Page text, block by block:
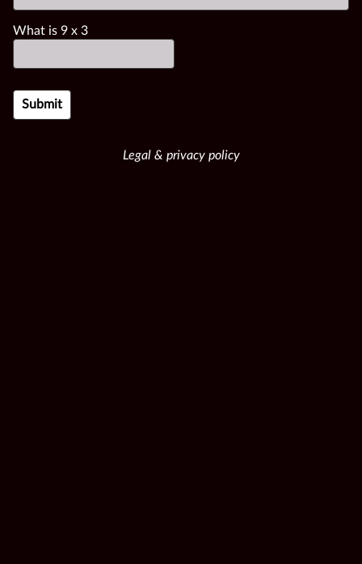
What is 9 x 3
Legal & privacy policy